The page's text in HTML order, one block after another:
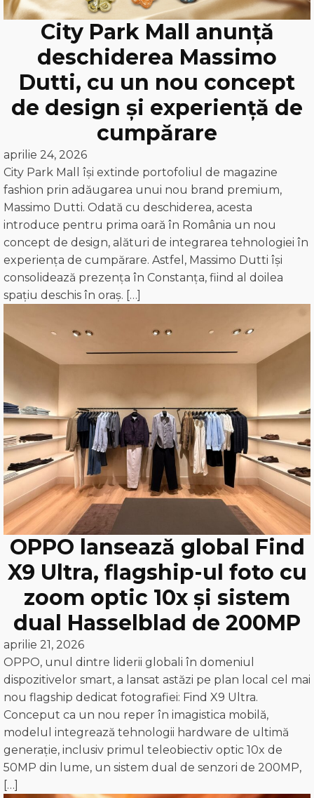
City Park Mall anunță
deschiderea Massimo
Dutti, cu un nou concept
de design și experiență de
cumpărare
aprilie 24, 2026
City Park Mall își extinde portofoliul de magazine
fashion prin adăugarea unui nou brand premium,
Massimo Dutti. Odată cu deschiderea, acesta
introduce pentru prima oară în România un nou
concept de design, alături de integrarea tehnologiei în
experiența de cumpărare. Astfel, Massimo Dutti își
consolidează prezența în Constanța, fiind al doilea
spațiu deschis în oraș. […]
OPPO lansează global Find
X9 Ultra, flagship-ul foto cu
zoom optic 10x și sistem
dual Hasselblad de 200MP
aprilie 21, 2026
OPPO, unul dintre liderii globali în domeniul
dispozitivelor smart, a lansat astăzi pe plan local cel mai
nou flagship dedicat fotografiei: Find X9 Ultra.
Conceput ca un nou reper în imagistica mobilă,
modelul integrează tehnologii hardware de ultimă
generație, inclusiv primul teleobiectiv optic 10x de
50MP din lume, un sistem dual de senzori de 200MP,
[…]